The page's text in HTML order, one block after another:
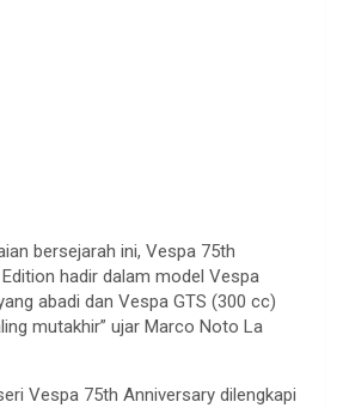
bersejarah ini, Vespa 75th
hadir dalam model Vespa
abadi dan Vespa GTS (300 cc)
mutakhir” ujar Marco Noto La
Vespa 75th Anniversary dilengkapi